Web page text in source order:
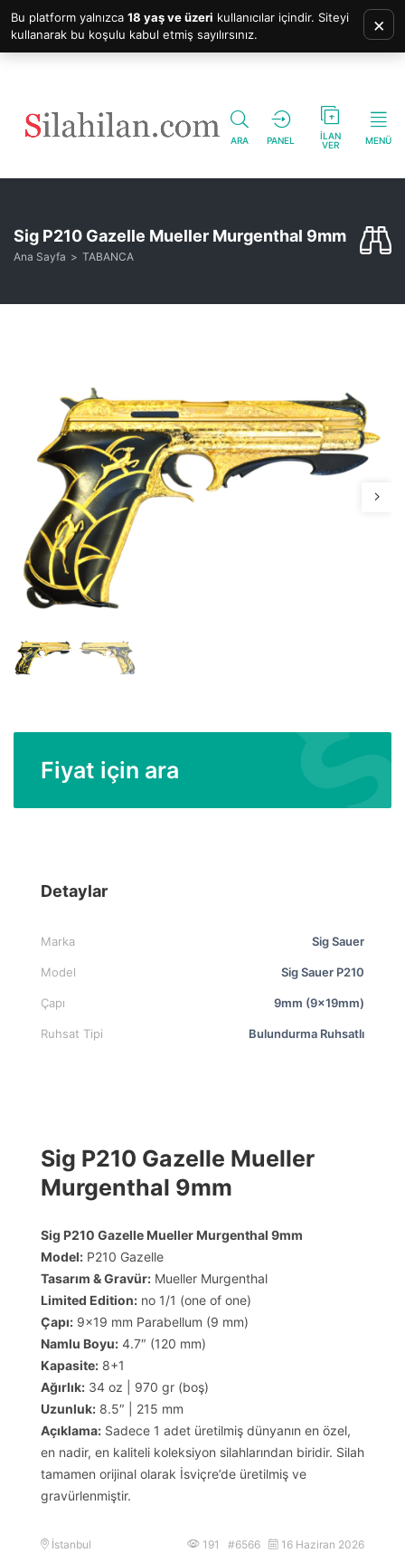
ARA PANEL
İLAN
VER
MENÜ
Sig P210 Gazelle Mueller Murgenthal 9mm
Ana Sayfa TABANCA
Fiyat için ara
Detaylar
Marka Sig Sauer
Model Sig Sauer P210
Çapı 9mm (9x19mm)
Ruhsat Tipi Bulundurma Ruhsatlı
Sig P210 Gazelle Mueller
Murgenthal 9mm
Sig P210 Gazelle Mueller Murgenthal 9mm
Model: P210 Gazelle
Tasarım & Gravür: Mueller Murgenthal
Limited Edition: no 1/1 (one of one)
Çapı: 9×19 mm Parabellum (9 mm)
Namlu Boyu: 4.7″ (120 mm)
Kapasite: 8+1
Ağırlık: 34 oz | 970 gr (boş)
Uzunluk: 8.5″ | 215 mm
Açıklama: Sadece 1 adet üretilmiş dünyanın en özel,
en nadir, en kaliteli koleksiyon silahlarından biridir. Silah
tamamen orijinal olarak İsviçre’de üretilmiş ve
gravürlenmiştir.
İstanbul 191 #6566 16 Haziran 2026
Bu platform yalnızca 18 yaş ve üzeri kullanıcılar içindir. Siteyi
kullanarak bu koşulu kabul etmiş sayılırsınız.
×